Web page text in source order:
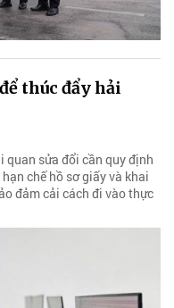
thúc đẩy hải
quan sửa đổi cần quy định
chế hồ sơ giấy và khai
đảm cải cách đi vào thực